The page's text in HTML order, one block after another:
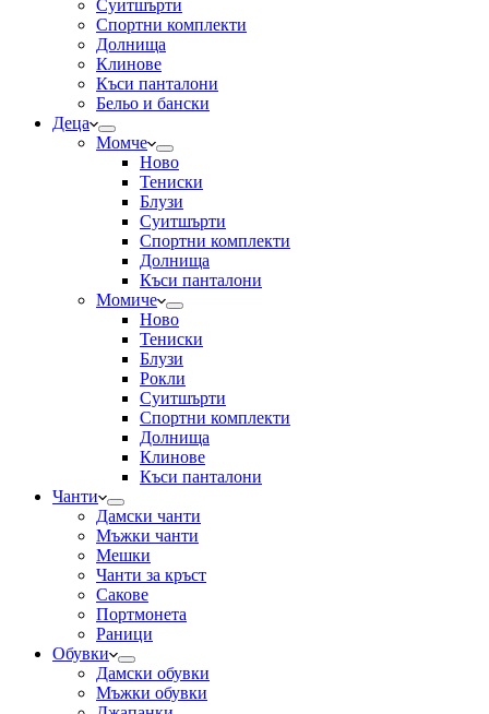
Суитшърти
Спортни комплекти
Долнища
Клинове
Къси панталони
Бельо и бански
Деца
Момче
Ново
Тениски
Блузи
Суитшърти
Спортни комплекти
Долнища
Къси панталони
Момиче
Ново
Тениски
Блузи
Рокли
Суитшърти
Спортни комплекти
Долнища
Клинове
Къси панталони
Чанти
Дамски чанти
Мъжки чанти
Мешки
Чанти за кръст
Сакове
Портмонета
Раници
Обувки
Дамски обувки
Мъжки обувки